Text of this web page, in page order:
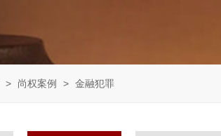
> 尚权案例 > 金融犯罪